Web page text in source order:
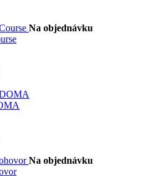
Na objednávku
Na objednávku